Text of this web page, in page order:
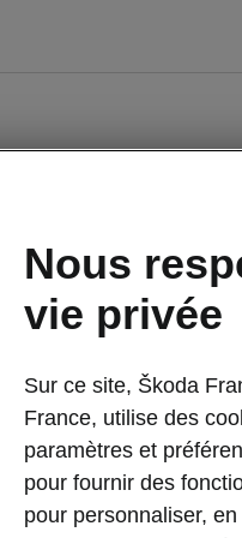
Occasions E-brochures et tarifs
Epiq par Škoda
Nous
vie privée
Sur ce site, Škoda
France, utilise des
paramètres et
pour fournir des
pour personnaliser,